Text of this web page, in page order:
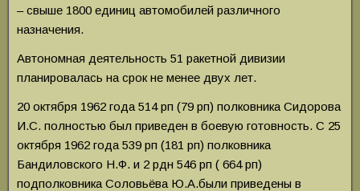
– свыше 1800 единиц автомобилей различного
назначения.
Автономная деятельность 51 ракетной дивизии
планировалась на срок не менее двух лет.
20 октября 1962 года 514 рп (79 рп) полковника Сидорова
И.С. полностью был приведен в боевую готовность. С 25
октября 1962 года 539 рп (181 рп) полковника
Бандиловского Н.Ф. и 2 рдн 546 рп ( 664 рп)
подполковника Соловьёва Ю.А.были приведены в